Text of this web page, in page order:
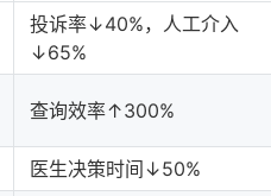
投诉率↓40%，人工介入
↓65%
查询效率↑300%
医生决策时间↓50%